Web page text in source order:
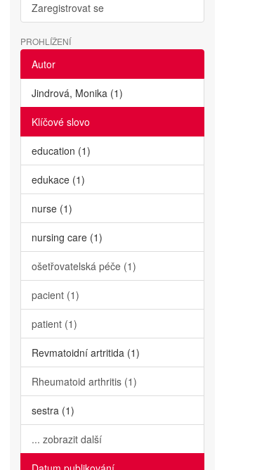
Zaregistrovat se
PROHLÍŽENÍ
Autor
Jindrová, Monika (1)
Klíčové slovo
education (1)
edukace (1)
nurse (1)
nursing care (1)
ošetřovatelská péče (1)
pacient (1)
patient (1)
Revmatoidní artritida (1)
Rheumatoid arthritis (1)
sestra (1)
... zobrazit další